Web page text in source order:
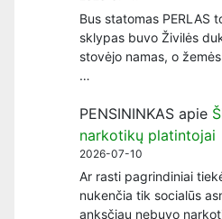
Bus statomas PERLAS
sklypas buvo Živilės
stovėjo namas, o
…
PENSININKAS apie
narkotikų platintojai
2026-07-10
Ar rasti pagrindiniai
nukenčia tik socialūs
anksčiau nebuvo